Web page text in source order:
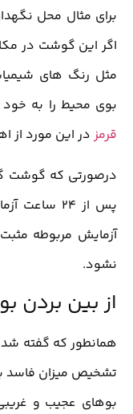
برای مثال محل
اگر این گوشت در
مثل رنگ های
بوی محیط را به
قرمز در این مورد از
درصورتی که گوشت
پس از 24
آزمایش مربوطه
نشود.
از بین بردن
همانطور که گفته
تشخیص میزان فاسد
بوهای عجیب و